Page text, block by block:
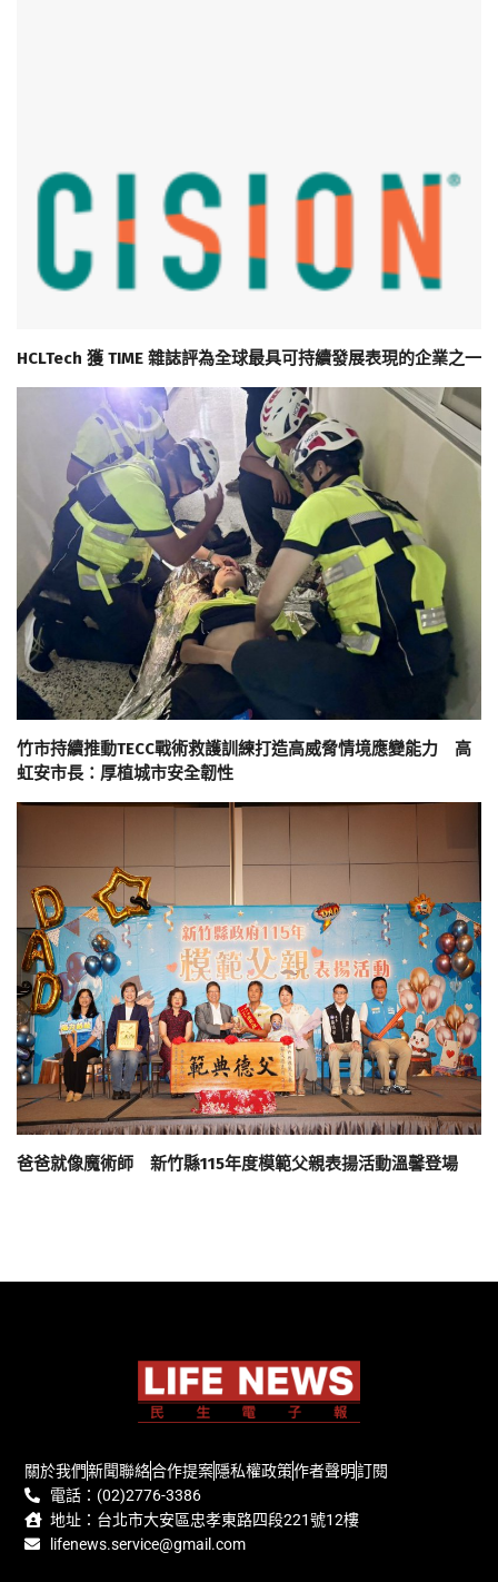
HCLTech 獲 TIME 雜誌評為全球最具可持續發展表現的企業之一
竹市持續推動TECC戰術救護訓練打造高威脅情境應變能力 高
虹安市長：厚植城市安全韌性
爸爸就像魔術師 新竹縣115年度模範父親表揚活動溫馨登場
關於我們新聞聯絡合作提案隱私權政策作者聲明訂閱
電話：(02)2776-3386
地址：台北市大安區忠孝東路四段221號12樓
lifenews.service@gmail.com